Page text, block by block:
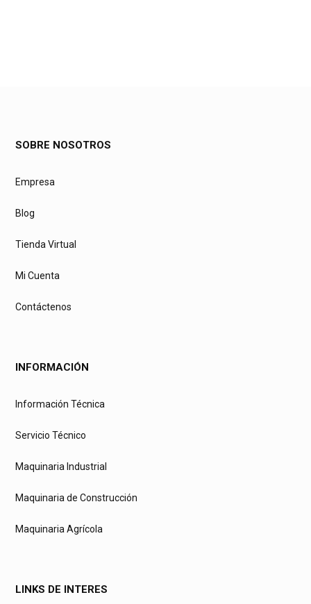
SOBRE NOSOTROS
Empresa
Blog
Tienda Virtual
Mi Cuenta
Contáctenos
INFORMACIÓN
Información Técnica
Servicio Técnico
Maquinaria Industrial
Maquinaria de Construcción
Maquinaria Agrícola
LINKS DE INTERES